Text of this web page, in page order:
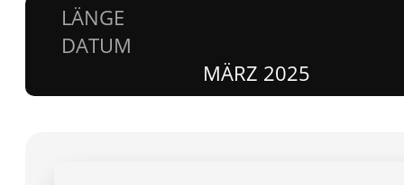
LÄNGE
DATUM
MÄRZ 2025